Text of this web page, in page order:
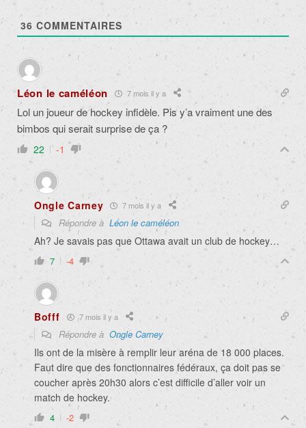
36 COMMENTAIRES
Léon le caméléon 7 mois il y a
Lol un joueur de hockey infidèle. Pis y’a vraiment une des
bimbos qui serait surprise de ça ?
22 -1
Ongle Carney 7 mois il y a
Répondre à Léon le caméléon
Ah? Je savais pas que Ottawa avait un club de hockey…
7 -4
Bofff 7 mois il y a
Répondre à Ongle Carney
Ils ont de la misère à remplir leur aréna de 18 000 places.
Faut dire que des fonctionnaires fédéraux, ça doit pas se
coucher après 20h30 alors c’est difficile d’aller voir un
match de hockey.
4 -2